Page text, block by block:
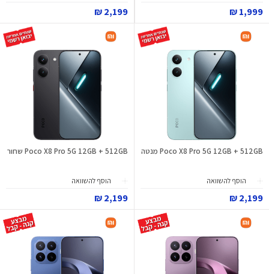
1,999 ₪
2,199 ₪
Poco X8 Pro 5G 12GB + 512GB מנטה
הוסף להשוואה
2,199 ₪
Poco X8 Pro 5G 12GB + 512GB שחור
הוסף להשוואה
2,199 ₪